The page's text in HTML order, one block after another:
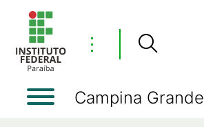
⋮
Campina Grande